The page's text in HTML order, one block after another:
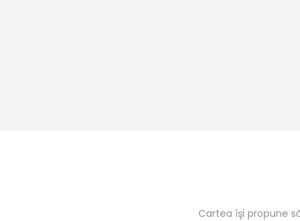
Cartea îşi propune